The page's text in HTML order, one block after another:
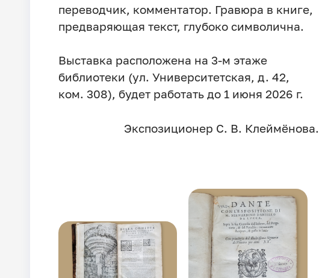
переводчик, комментатор. Гравюра в книге,
предваряющая текст, глубоко символична.
Выставка расположена на 3-м этаже
библиотеки (ул. Университетская, д. 42,
ком. 308), будет работать до 1 июня 2026 г.
Экспозиционер С. В. Клеймёнова.
Image
Image